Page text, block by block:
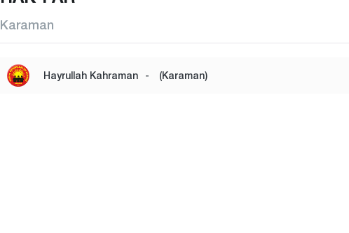
Karaman
Hayrullah Kahraman - (Karaman)